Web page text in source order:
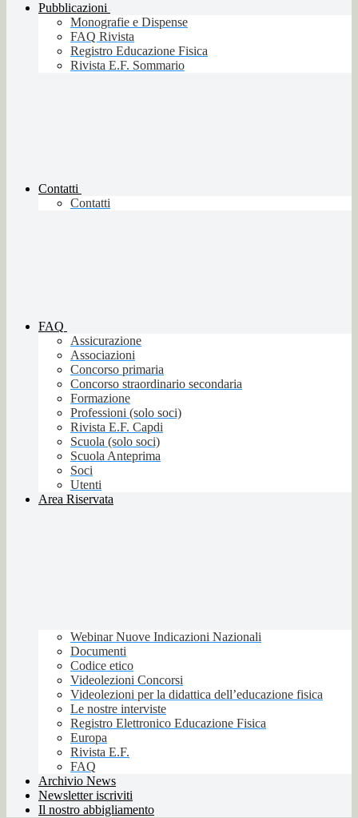
Pubblicazioni
Monografie e Dispense
FAQ Rivista
Registro Educazione Fisica
Rivista E.F. Sommario
Contatti
Contatti
FAQ
Assicurazione
Associazioni
Concorso primaria
Concorso straordinario secondaria
Formazione
Professioni (solo soci)
Rivista E.F. Capdi
Scuola (solo soci)
Scuola Anteprima
Soci
Utenti
Area Riservata
Webinar Nuove Indicazioni Nazionali
Documenti
Codice etico
Videolezioni Concorsi
Videolezioni per la didattica dell’educazione fisica
Le nostre interviste
Registro Elettronico Educazione Fisica
Europa
Rivista E.F.
FAQ
Archivio News
Newsletter iscriviti
Il nostro abbigliamento